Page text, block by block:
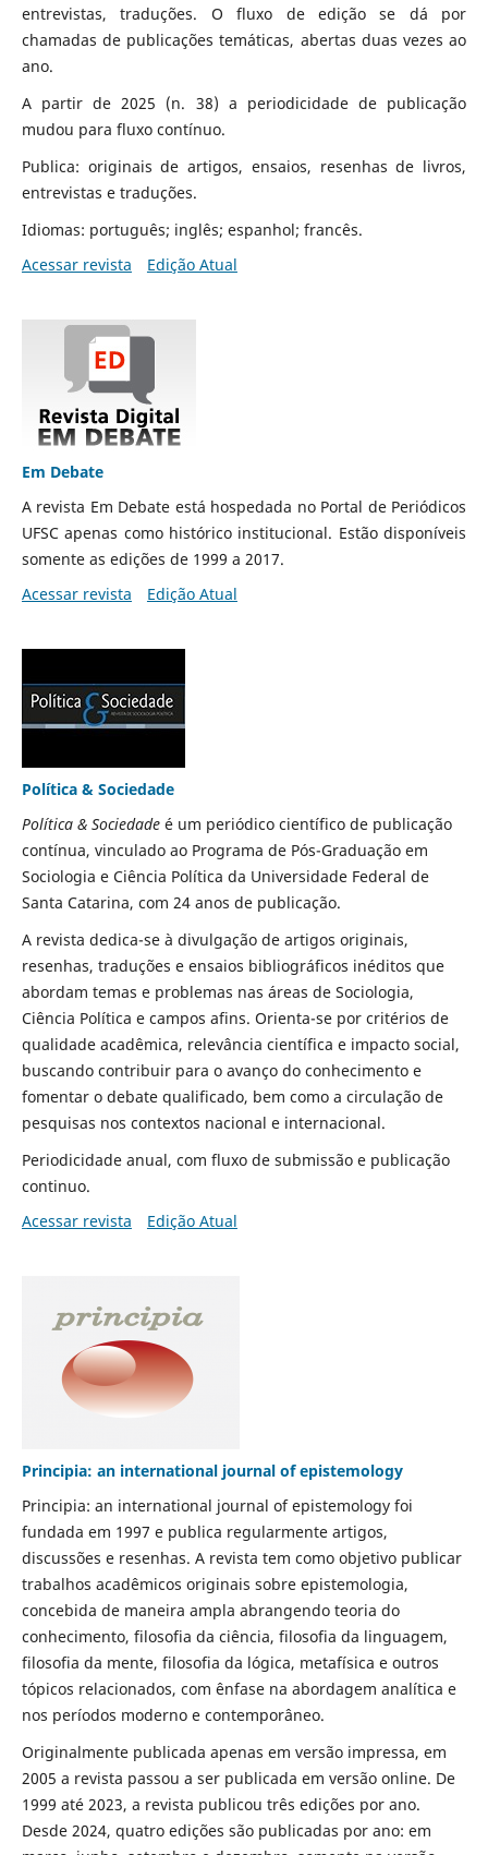
entrevistas, traduções. O fluxo de edição se dá por
chamadas de publicações temáticas, abertas duas vezes ao
ano.
A partir de 2025 (n. 38) a periodicidade de publicação
mudou para fluxo contínuo.
Publica: originais de artigos, ensaios, resenhas de livros,
entrevistas e traduções.
Idiomas: português; inglês; espanhol; francês.
Acessar revista
Edição Atual
Em Debate
A revista Em Debate está hospedada no Portal de Periódicos
UFSC apenas como histórico institucional. Estão disponíveis
somente as edições de 1999 a 2017.
Acessar revista
Edição Atual
Política & Sociedade
Política & Sociedadeé um periódico científico de publicação
contínua, vinculado ao Programa de Pós-Graduação em
Sociologia e Ciência Política da Universidade Federal de
Santa Catarina, com 24 anos de publicação.
A revista dedica-se à divulgação de artigos originais,
resenhas, traduções e ensaios bibliográficos inéditos que
abordam temas e problemas nas áreas de Sociologia,
Ciência Política e campos afins. Orienta-se por critérios de
qualidade acadêmica, relevância científica e impacto social,
buscando contribuir para o avanço do conhecimento e
fomentar o debate qualificado, bem como a circulação de
pesquisas nos contextos nacional e internacional.
Periodicidade anual, com fluxo de submissão e publicação
continuo.
Acessar revista
Edição Atual
Principia: an international journal of epistemology
Principia: an international journal of epistemology foi
fundada em 1997 e publica regularmente artigos,
discussões e resenhas. A revista tem como objetivo publicar
trabalhos acadêmicos originais sobre epistemologia,
concebida de maneira ampla abrangendo teoria do
conhecimento, filosofia da ciência, filosofia da linguagem,
filosofia da mente, filosofia da lógica, metafísica e outros
tópicos relacionados, com ênfase na abordagem analítica e
nos períodos moderno e contemporâneo.
Originalmente publicada apenas em versão impressa, em
2005 a revista passou a ser publicada em versão online. De
1999 até 2023, a revista publicou três edições por ano.
Desde 2024, quatro edições são publicadas por ano: em